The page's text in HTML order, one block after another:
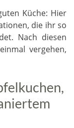
Küche: Hier
die ihr so
Nach diesen
vergehen,